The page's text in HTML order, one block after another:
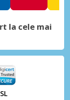
la cele mai